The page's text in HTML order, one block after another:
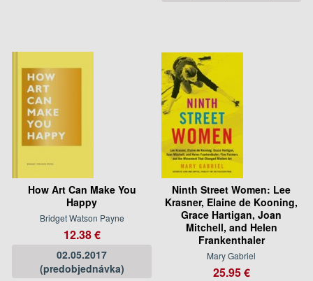
How Art Can Make You
Happy
Bridget Watson Payne
12.38 €
02.05.2017
(predobjednávka)
Ninth Street Women: Lee
Krasner, Elaine de Kooning,
Grace Hartigan, Joan
Mitchell, and Helen
Frankenthaler
Mary Gabriel
25.95 €